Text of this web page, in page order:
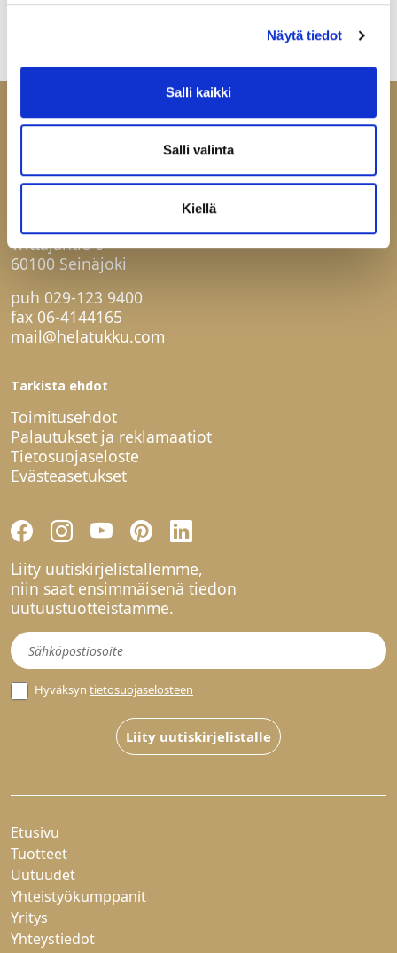
Näytä tiedot
Salli kaikki
Salli valinta
Kiellä
Yrittäjäntie 6
60100 Seinäjoki
puh 029-123 9400
fax 06-4144165
mail@helatukku.com
Tarkista ehdot
Toimitusehdot
Palautukset ja reklamaatiot
Tietosuojaseloste
Evästeasetukset
Liity uutiskirjelistallemme,
niin saat ensimmäisenä tiedon
uutuustuotteistamme.
Uutiskirje
Hyväksyn tietosuojaselosteen
Liity uutiskirjelistalle
Etusivu
Tuotteet
Uutuudet
Yhteistyökumppanit
Yritys
Yhteystiedot